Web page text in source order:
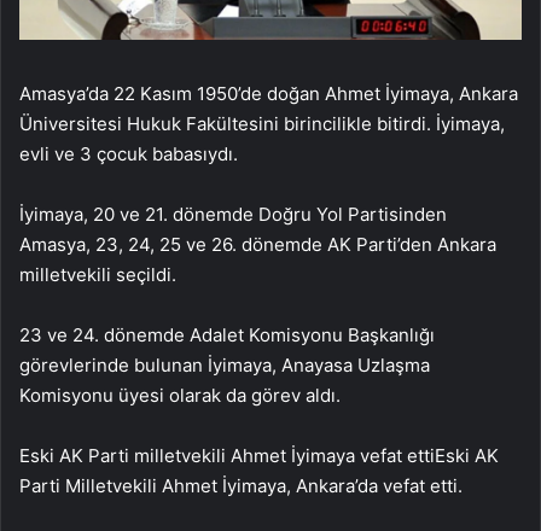
Amasya’da 22 Kasım 1950’de doğan Ahmet İyimaya, Ankara
Üniversitesi Hukuk Fakültesini birincilikle bitirdi. İyimaya,
evli ve 3 çocuk babasıydı.
İyimaya, 20 ve 21. dönemde Doğru Yol Partisinden
Amasya, 23, 24, 25 ve 26. dönemde AK Parti’den Ankara
milletvekili seçildi.
23 ve 24. dönemde Adalet Komisyonu Başkanlığı
görevlerinde bulunan İyimaya, Anayasa Uzlaşma
Komisyonu üyesi olarak da görev aldı.
Eski AK Parti milletvekili Ahmet İyimaya vefat ettiEski AK
Parti Milletvekili Ahmet İyimaya, Ankara’da vefat etti.